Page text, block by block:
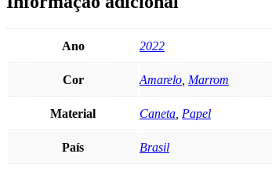
Ano 2022
Cor Amarelo Marrom
Material Caneta Papel
País Brasil